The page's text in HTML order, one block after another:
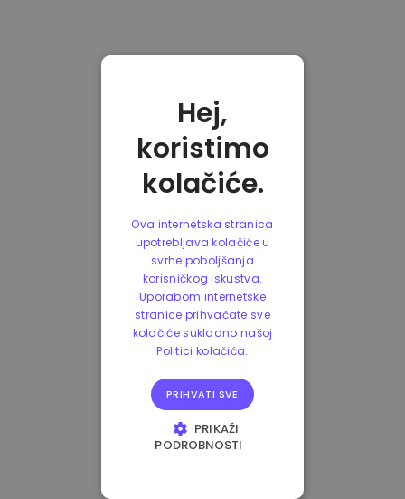
Hej,
koristimo
kolačiće.
Ova internetska stranica
upotrebljava kolačiće u
svrhe poboljšanja
korisničkog iskustva.
Uporabom internetske
stranice prihvaćate sve
kolačiće sukladno našoj
Politici kolačića.
PRIHVATI SVE
PRIKAŽI
PODROBNOSTI